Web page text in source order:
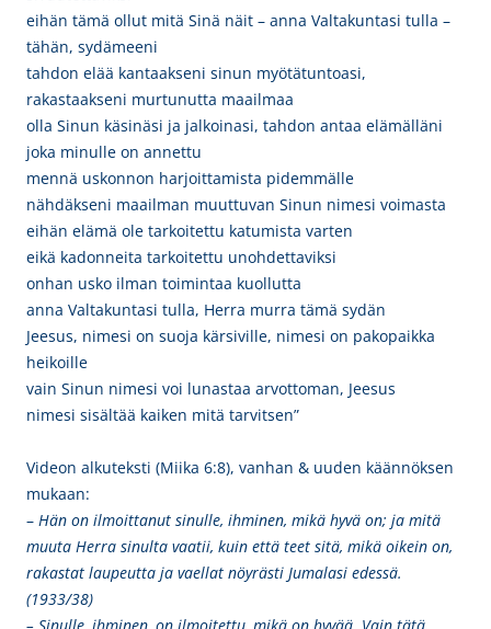
eihän tämä ollut mitä Sinä näit – anna Valtakuntasi tulla –
tähän, sydämeeni
tahdon elää kantaakseni sinun myötätuntoasi,
rakastaakseni murtunutta maailmaa
olla Sinun käsinäsi ja jalkoinasi, tahdon antaa elämälläni
joka minulle on annettu
mennä uskonnon harjoittamista pidemmälle
nähdäkseni maailman muuttuvan Sinun nimesi voimasta
eihän elämä ole tarkoitettu katumista varten
eikä kadonneita tarkoitettu unohdettaviksi
onhan usko ilman toimintaa kuollutta
anna Valtakuntasi tulla, Herra murra tämä sydän
Jeesus, nimesi on suoja kärsiville, nimesi on pakopaikka
heikoille
vain Sinun nimesi voi lunastaa arvottoman, Jeesus
nimesi sisältää kaiken mitä tarvitsen”
Videon alkuteksti (Miika 6:8), vanhan & uuden käännöksen
mukaan:
– Hän on ilmoittanut sinulle, ihminen, mikä hyvä on; ja mitä
muuta Herra sinulta vaatii, kuin että teet sitä, mikä oikein on,
rakastat laupeutta ja vaellat nöyrästi Jumalasi edessä.
(1933/38)